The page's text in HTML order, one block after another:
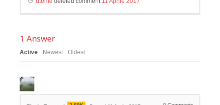
1 Answer
Active Newest Oldest